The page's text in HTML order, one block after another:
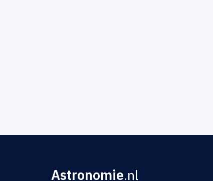
Astronomie.nl